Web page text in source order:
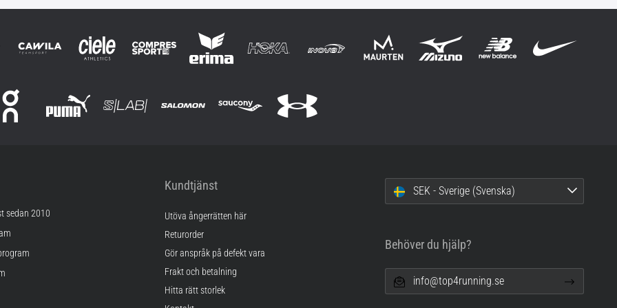
sedan 2010
Kundtjänst
Utöva ångerrätten här
Returorder
Gör anspråk på defekt vara
Frakt och betalning
Hitta rätt storlek
SEK - Sverige (Svenska)
Behöver du hjälp?
info@top4running.se